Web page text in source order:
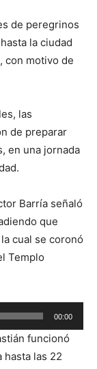
de peregrinos
la ciudad
con motivo de
las
de preparar
en una jornada
Barría señaló
que
cual se coronó
Templo
00:00
funcionó
hasta las 22